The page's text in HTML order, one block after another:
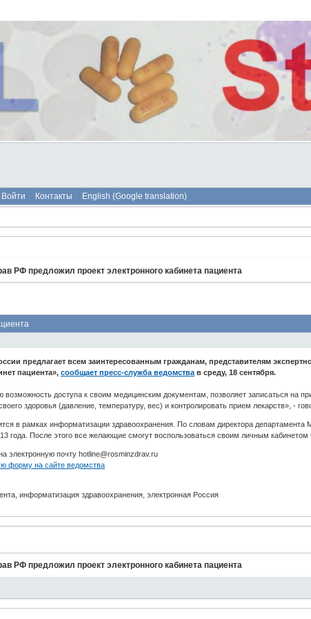
Войти Контакты English (Google translation)
РФ предложил проект электронного кабинета пациента
предлагает всем заинтересованным гражданам, представителям
пациента»,сообщает пресс-служба ведомства в среду, 18 сентября.
возможность доступа к своим медицинским документам, позволяет записаться на
здоровья (давление, температуру, вес) и контролировать прием лекарств», -
в рамках информатизации здравоохранения. По словам директора
года. После этого все желающие смогут воспользоваться своим личным кабинетом
электронную почту hotline@rosminzdrav.ru
форму на сайте ведомства
информатизация здравоохранения, электронная Россия
РФ предложил проект электронного кабинета пациента